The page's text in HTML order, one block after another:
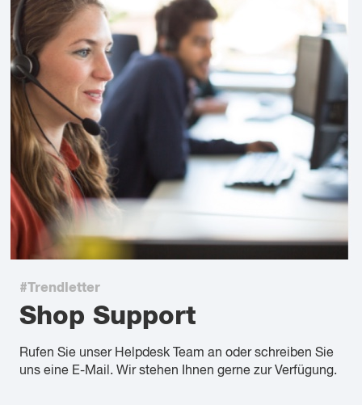
#Trendletter
Shop Support
Rufen Sie unser Helpdesk Team an oder schreiben Sie
uns eine E-Mail. Wir stehen Ihnen gerne zur Verfügung.